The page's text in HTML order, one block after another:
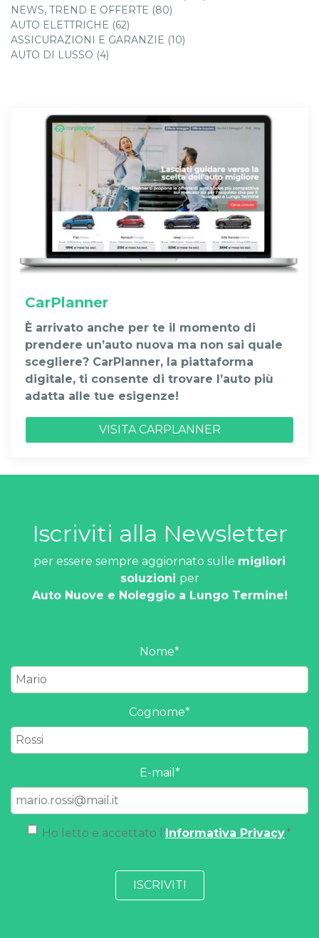
NEWS, TREND E OFFERTE (80)
AUTO ELETTRICHE (62)
ASSICURAZIONI E GARANZIE (10)
AUTO DI LUSSO (4)
CarPlanner
È arrivato anche per te il momento di
prendere un’auto nuova ma non sai quale
scegliere? CarPlanner, la piattaforma
digitale, ti consente di trovare l’auto più
adatta alle tue esigenze!
VISITA CARPLANNER
Iscriviti alla Newsletter
per essere sempre aggiornato sulle migliori
soluzioni per
Auto Nuove e Noleggio a Lungo Termine!
Nome*
Cognome*
E-mail *
Ho letto e accettato l'Informativa Privacy.*